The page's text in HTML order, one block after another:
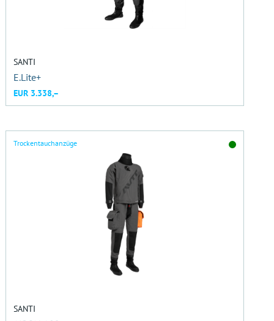
SANTI
E.Lite+
EUR 3.338,–
Trockentauchanzüge
SANTI